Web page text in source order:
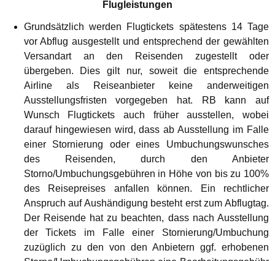
Flugleistungen
Grundsätzlich werden Flugtickets spätestens 14 Tage
vor Abflug ausgestellt und entsprechend der gewählten
Versandart an den Reisenden zugestellt oder
übergeben. Dies gilt nur, soweit die entsprechende
Airline als Reiseanbieter keine anderweitigen
Ausstellungsfristen vorgegeben hat. RB kann auf
Wunsch Flugtickets auch früher ausstellen, wobei
darauf hingewiesen wird, dass ab Ausstellung im Falle
einer Stornierung oder eines Umbuchungswunsches
des Reisenden, durch den Anbieter
Storno/Umbuchungsgebühren in Höhe von bis zu 100%
des Reisepreises anfallen können. Ein rechtlicher
Anspruch auf Aushändigung besteht erst zum Abflugtag.
Der Reisende hat zu beachten, dass nach Ausstellung
der Tickets im Falle einer Stornierung/Umbuchung
zuzüglich zu den von den Anbietern ggf. erhobenen